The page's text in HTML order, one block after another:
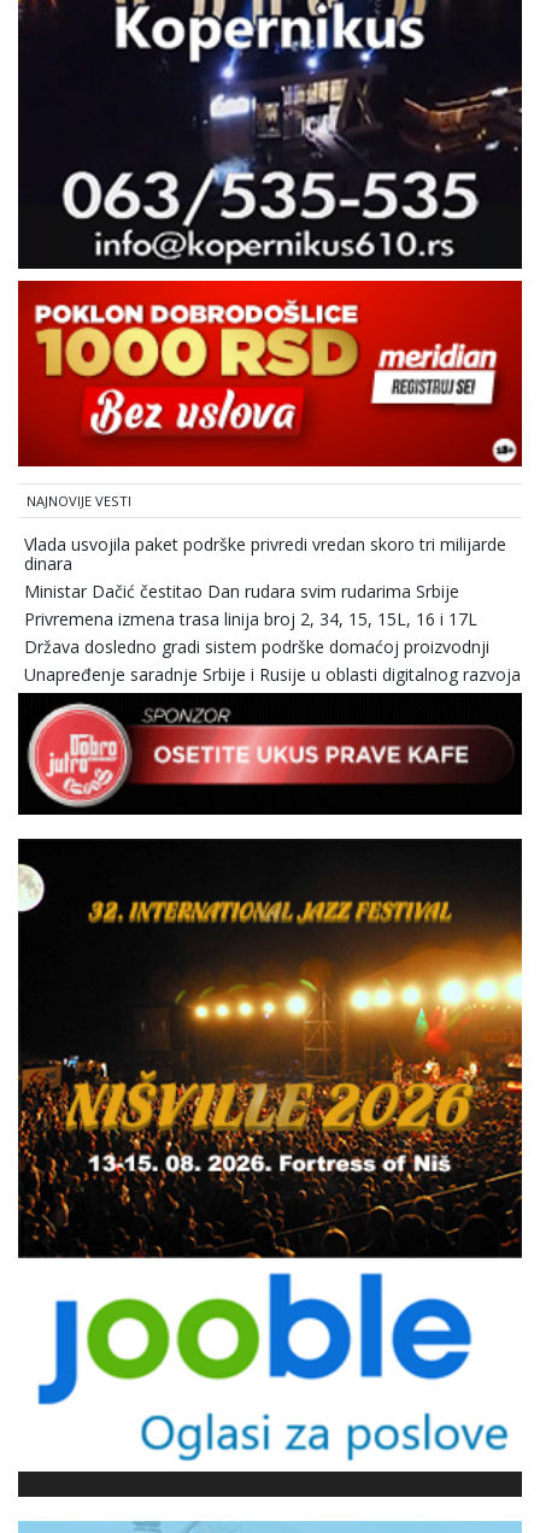
NAJNOVIJE VESTI
Vlada usvojila paket podrške privredi vredan skoro tri milijarde
dinara
Ministar Dačić čestitao Dan rudara svim rudarima Srbije
Privremena izmena trasa linija broj 2, 34, 15, 15L, 16 i 17L
Država dosledno gradi sistem podrške domaćoj proizvodnji
Unapređenje saradnje Srbije i Rusije u oblasti digitalnog razvoja